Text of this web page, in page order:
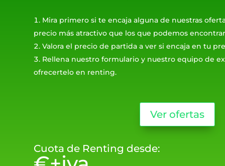
Mira primero si te encaja alguna de nuestras
precio más atractivo que los que podemos
Valora el precio de partida a ver si encaja en tu
Rellena nuestro formulario y nuestro equipo de
ofrecertelo en renting.
Ver ofertas
Cuota de Renting desde: